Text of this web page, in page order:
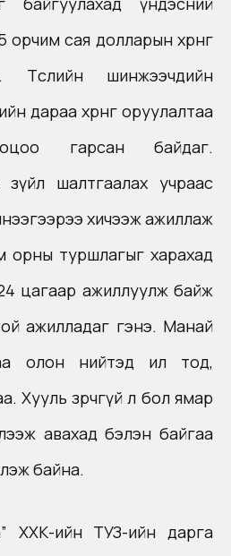
сая долларын хөрөнгө
Төслийн шинжээчдийн
дараа хөрөнгө оруулалтаа
гарсан байдаг.
шалтгаалах учраас
хичээж ажиллаж
орны туршлагыг харахад
цагаар ажиллуулж байж
ажилладаг гэнэ. Манай
олон нийтэд ил тод,
Хууль зөрчөөгүй л бол ямар
авахад бэлэн байгаа
байна.
ХХК-ийн ТУЗ-ийн дарга